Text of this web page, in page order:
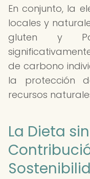
En conjunto, la
locales y
gluten y
de carbono
la protección
recursos
La Dieta